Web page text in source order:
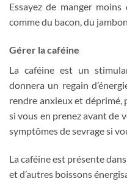
Essayez de manger
comme du bacon, du
Gérer la caféine
La caféine est un
donnera un regain
rendre anxieux et
si vous en prenez avant de
symptômes de sevrage si
La caféine est présente
et d’autres boissons